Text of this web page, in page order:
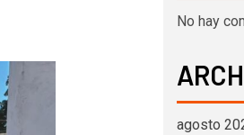
No hay
agosto